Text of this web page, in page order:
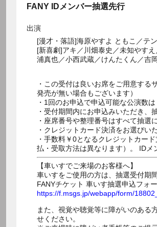
FANY IDメンバー抽選先行
出演
[漫才・落語]海原やすよ ともこ／テ
[新喜劇]アキ／川畑泰史／未知やす
浦真也／小西武蔵／けんたくん／吉
・この受付は良いお席をご用意す
発売が無い場合もございます）
・1回のお申込で申込可能な公演数は
・受付期間内にお申込みいただき、
・座席番号や整理番号はすべて抽選
・クレジットカード決済をお選びい
・手数料￥0となるクレジットカー
払・受取方法は異なります）。 IDメ
【車いすでご来場のお客様へ】
車いすをご使用の方は、抽選受付期
FANYチケット 車いす抽選申込フォー
https://f.msgs.jp/webapp/form/
また、視覚や聴覚等に障がいのある
せください。